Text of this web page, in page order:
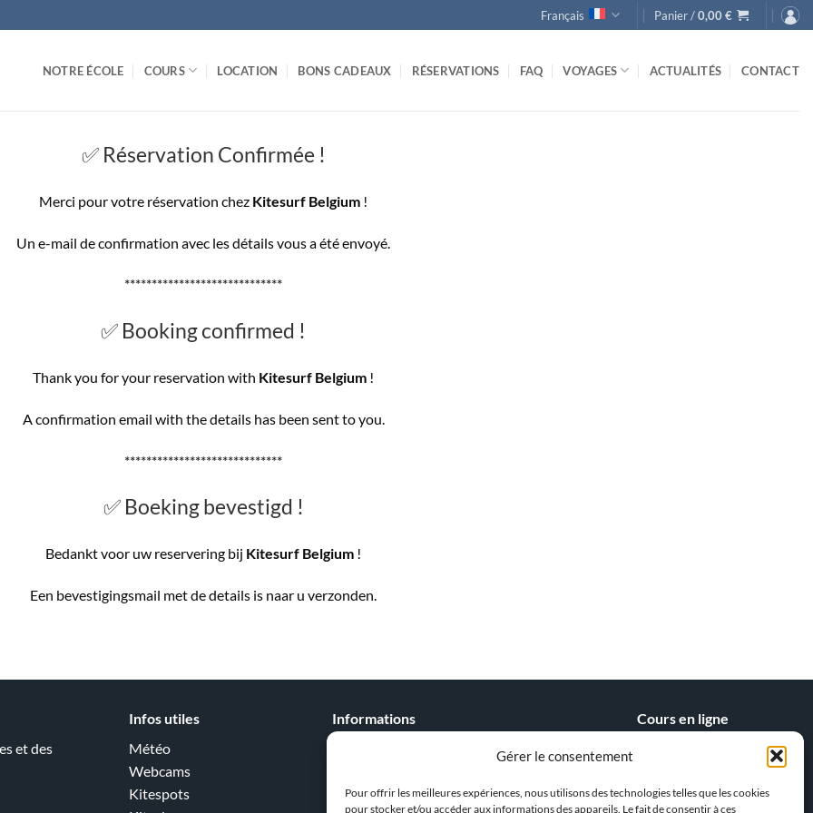
Gérer le consentement
Pour offrir les meilleures expériences, nous utilisons des technologies telles que les cookies
pour stocker et/ou accéder aux informations des appareils. Le fait de consentir à ces
Français Panier /0,00€
NOTRE ÉCOLE COURS LOCATION BONS CADEAUX RÉSERVATIONS FAQ VOYAGES ACTUALITÉS CONTACT
✅ Réservation Confirmée !
Merci pour votre réservation chez Kitesurf Belgium !
Un e-mail de confirmation avec les détails vous a été envoyé.
*****************************
✅ Booking confirmed !
Thank you for your reservation with Kitesurf Belgium !
A confirmation email with the details has been sent to you.
*****************************
✅ Boeking bevestigd !
Bedankt voor uw reservering bij Kitesurf Belgium !
Een bevestigingsmail met de details is naar u verzonden.
et des
Infos utiles
Météo
Webcams
Kitespots
Informations
Quand pratiquer le kitesurf
Cours en ligne